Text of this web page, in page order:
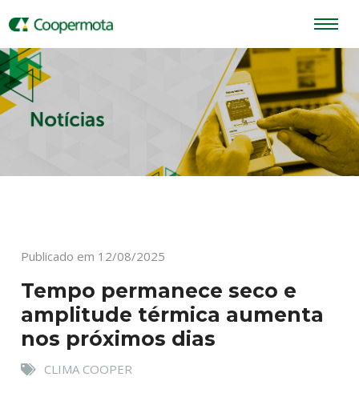
Publicado em 12/08/2025
Tempo permanece seco e
amplitude térmica aumenta
nos próximos dias
CLIMA COOPER